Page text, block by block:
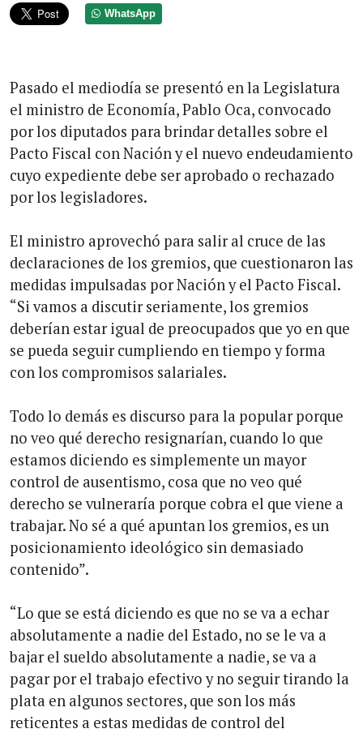
WhatsApp
Pasado el mediodía se presentó en la Legislatura
el ministro de Economía, Pablo Oca, convocado
por los diputados para brindar detalles sobre el
Pacto Fiscal con Nación y el nuevo endeudamiento
cuyo expediente debe ser aprobado o rechazado
por los legisladores.
El ministro aprovechó para salir al cruce de las
declaraciones de los gremios, que cuestionaron las
medidas impulsadas por Nación y el Pacto Fiscal.
“Si vamos a discutir seriamente, los gremios
deberían estar igual de preocupados que yo en que
se pueda seguir cumpliendo en tiempo y forma
con los compromisos salariales.
Todo lo demás es discurso para la popular porque
no veo qué derecho resignarían, cuando lo que
estamos diciendo es simplemente un mayor
control de ausentismo, cosa que no veo qué
derecho se vulneraría porque cobra el que viene a
trabajar. No sé a qué apuntan los gremios, es un
posicionamiento ideológico sin demasiado
contenido”.
“Lo que se está diciendo es que no se va a echar
absolutamente a nadie del Estado, no se le va a
bajar el sueldo absolutamente a nadie, se va a
pagar por el trabajo efectivo y no seguir tirando la
plata en algunos sectores, que son los más
reticentes a estas medidas de control del